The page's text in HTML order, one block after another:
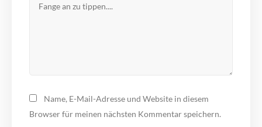
Name, E-Mail-Adresse und Website in diesem
Browser für meinen nächsten Kommentar speichern.